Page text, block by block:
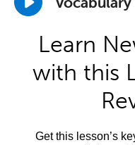
Learn
with this
Get this lesson’s